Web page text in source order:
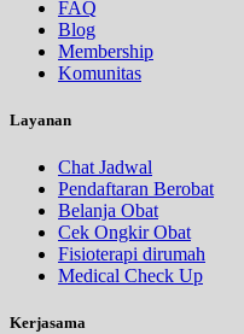
FAQ
Blog
Membership
Komunitas
Layanan
Chat Jadwal
Pendaftaran Berobat
Belanja Obat
Cek Ongkir Obat
Fisioterapi dirumah
Medical Check Up
Kerjasama